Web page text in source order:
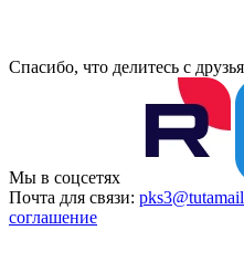
Спасибо, что делитесь с
Мы в соцсетях
Почта для связи:
соглашение